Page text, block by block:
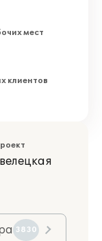
мест
клиентов
3830